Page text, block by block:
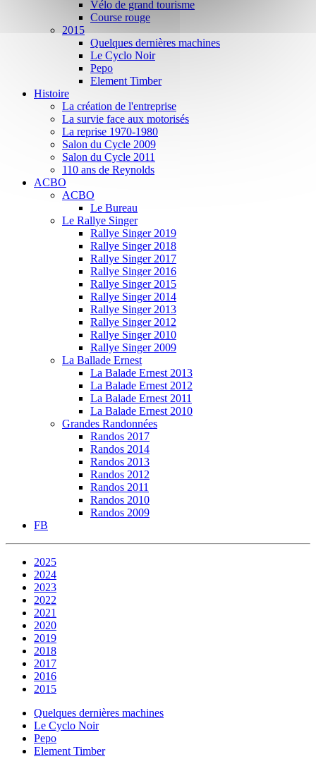
Vélo de grand tourisme
Course rouge
2015
Quelques dernières machines
Le Cyclo Noir
Pepo
Element Timber
Histoire
La création de l'entreprise
La survie face aux motorisés
La reprise 1970-1980
Salon du Cycle 2009
Salon du Cycle 2011
110 ans de Reynolds
ACBO
ACBO
Le Bureau
Le Rallye Singer
Rallye Singer 2019
Rallye Singer 2018
Rallye Singer 2017
Rallye Singer 2016
Rallye Singer 2015
Rallye Singer 2014
Rallye Singer 2013
Rallye Singer 2012
Rallye Singer 2010
Rallye Singer 2009
La Ballade Ernest
La Balade Ernest 2013
La Balade Ernest 2012
La Balade Ernest 2011
La Balade Ernest 2010
Grandes Randonnées
Randos 2017
Randos 2014
Randos 2013
Randos 2012
Randos 2011
Randos 2010
Randos 2009
FB
2025
2024
2023
2022
2021
2020
2019
2018
2017
2016
2015
Quelques dernières machines
Le Cyclo Noir
Pepo
Element Timber